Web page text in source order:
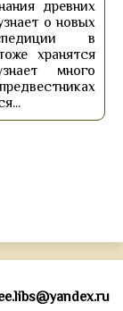
древних
о новых
в
хранятся
много